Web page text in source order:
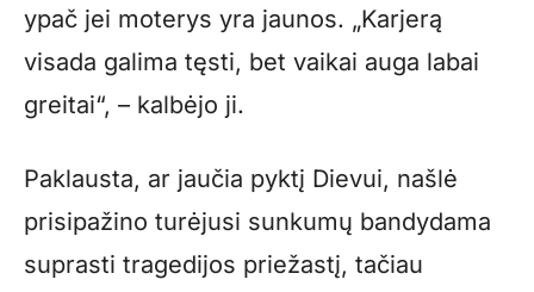
ypač jei moterys yra jaunos. „Karjerą
visada galima tęsti, bet vaikai auga labai
greitai“, – kalbėjo ji.
Paklausta, ar jaučia pyktį Dievui, našlė
prisipažino turėjusi sunkumų bandydama
suprasti tragedijos priežastį, tačiau